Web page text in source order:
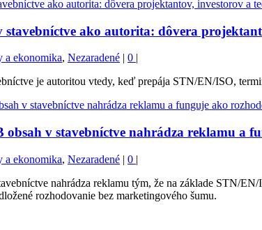
stavebníctve ako autorita: dôvera
a ekonomika, Nezaradené | 0 |
je autoritou vtedy, keď prepája STN/EN/ISO,
obsah v stavebníctve nahrádza reklamu a
a ekonomika, Nezaradené | 0 |
nahrádza reklamu tým, že na základe STN/
rozhodovanie bez marketingového šumu.